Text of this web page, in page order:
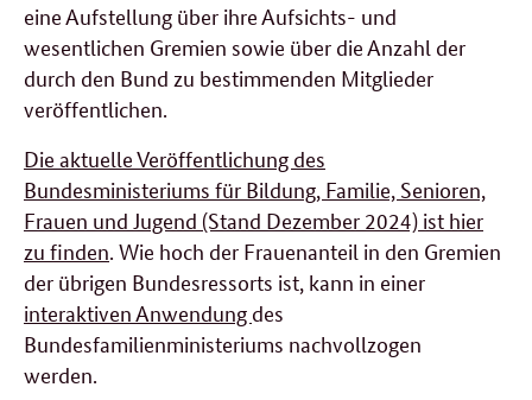
eine Aufstellung über ihre Aufsichts- und
wesentlichen Gremien sowie über die Anzahl der
durch den Bund zu bestimmenden Mitglieder
veröffentlichen.
Die aktuelle Veröffentlichung des
Bundesministeriums für Bildung, Familie, Senioren,
Frauen und Jugend (Stand Dezember 2024) ist hier
zu finden. Wie hoch der Frauenanteil in den Gremien
der übrigen Bundesressorts ist, kann in einer
interaktiven Anwendung des
Bundesfamilienministeriums nachvollzogen
werden.